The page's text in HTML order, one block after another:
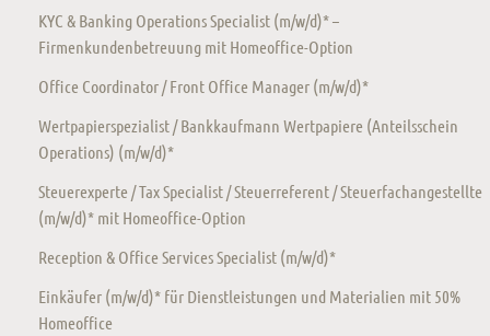
KYC & Banking Operations Specialist (m/w/d)* –
Firmenkundenbetreuung mit Homeoffice-Option
Office Coordinator / Front Office Manager (m/w/d)*
Wertpapierspezialist / Bankkaufmann Wertpapiere (Anteilsschein
Operations) (m/w/d)*
Steuerexperte / Tax Specialist / Steuerreferent / Steuerfachangestellte
(m/w/d)* mit Homeoffice-Option
Reception & Office Services Specialist (m/w/d)*
Einkäufer (m/w/d)* für Dienstleistungen und Materialien mit 50%
Homeoffice